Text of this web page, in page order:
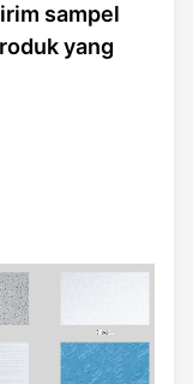
sampel
yang